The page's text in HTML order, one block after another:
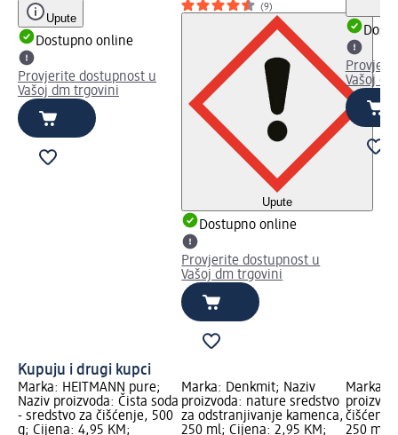
Upute
Dostupno online
Provjerite dostupnost u
Vašoj dm trgovini
(9)
Upute
Dostupno online
Provjerite dostupnost u
Vašoj dm trgovini
Vašoj
Kupuju i drugi kupci
Marka: HEITMANN pure;
Naziv proizvoda: Čista soda
- sredstvo za čišćenje, 500
g; Cijena: 4,95 KM;
Marka: Denkmit; Naziv
proizvoda: nature sredstvo
za odstranjivanje kamenca,
250 ml; Cijena: 2,95 KM;
Marka:
čišćenje
250 ml;